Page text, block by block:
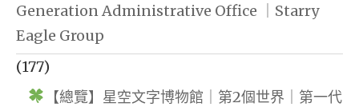
Generation Administrative Office ｜Starry
Eagle Group
(177)
【總覽】星空文字博物館｜第2個世界｜第一代